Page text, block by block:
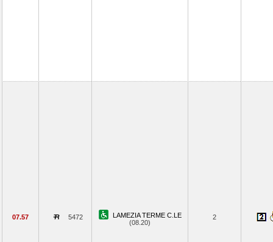
07.57 5472
LAMEZIA TERME C.LE
(08.20)
2